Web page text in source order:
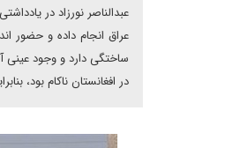
عبدالناصر نورزاد در
عراق انجام داده و حضور
ساختگی دارد و وجود عینی
در افغانستان ناکام بود،